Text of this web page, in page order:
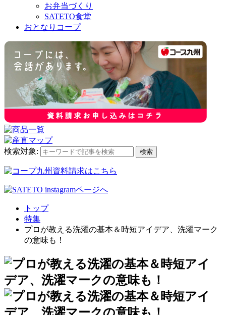
お弁当づくり
SATETO食堂
おとなりコープ
検索対象: 検索
トップ
特集
プロが教える洗濯の基本＆時短アイデア、洗濯マーク
の意味も！